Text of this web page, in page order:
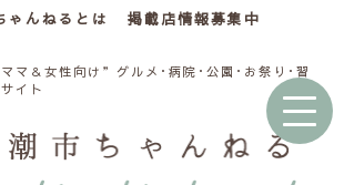
ゃんねるとは 掲載店情報募集中
マ＆女性向け”グルメ･病院･公園･お祭り･習
イト